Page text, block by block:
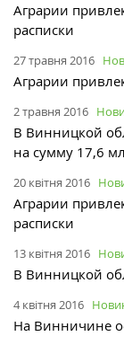
Аграрии
расписки
27 травня 2016
Аграрии
2 травня 2016
В Винницкой
на сумму 17,6
20 квітня 2016
Аграрии
расписки
13 квітня 2016
В Винницкой
4 квітня 2016
На Винничине